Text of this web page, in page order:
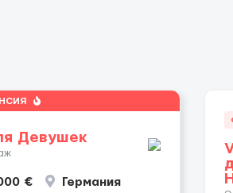
Девушек
€ Германия